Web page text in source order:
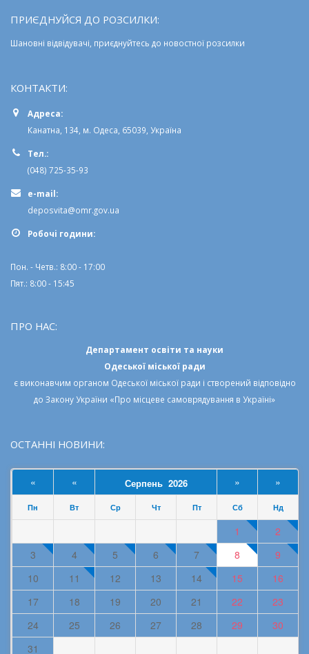
ПРИЄДНУЙСЯ ДО РОЗСИЛКИ:
Шановні відвідувачі, приєднуйтесь до новостної розсилки
КОНТАКТИ:
Адреса:
Канатна, 134, м. Одеса, 65039, Україна
Тел.:
(048) 725-35-93
e-mail:
deposvita@omr.gov.ua
Робочi години:
Пон. - Четв.: 8:00 - 17:00
Пят.: 8:00 - 15:45
ПРО НАС:
Департамент освіти та науки
Одеської міської ради
є виконавчим органом Одеської міської ради і створений відповідно
до Закону України «Про місцеве самоврядування в Україні»
ОСТАННІ НОВИНИ:
« « Серпень 2026 » »
Пн Вт Ср Чт Пт Сб Нд
1
2
3
4 5 6 7 8
9
10
11 12 13 14 15
16
17
18 19 20 21 22
23
24
25 26 27 28 29
30
31